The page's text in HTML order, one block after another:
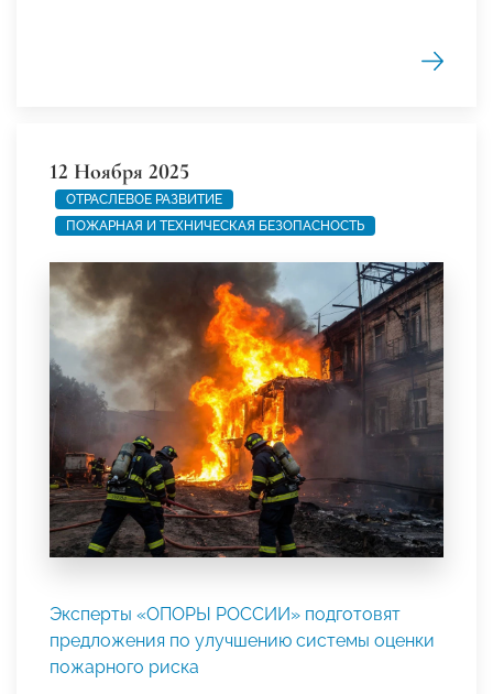
12 Ноября 2025
ОТРАСЛЕВОЕ РАЗВИТИЕ
ПОЖАРНАЯ И ТЕХНИЧЕСКАЯ БЕЗОПАСНОСТЬ
Эксперты «ОПОРЫ РОССИИ» подготовят
предложения по улучшению системы оценки
пожарного риска